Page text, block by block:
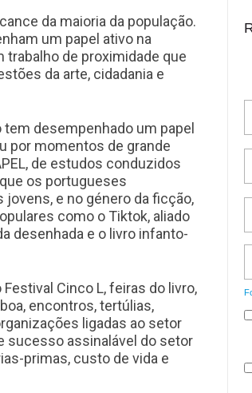
da maioria da população.
um papel ativo na
de proximidade que
da arte, cidadania e
desempenhado um papel
por momentos de grande
de estudos conduzidos
os portugueses
e no género da ficção,
como o Tiktok, aliado
desenhada e o livro infanto-
Cinco L, feiras do livro,
encontros, tertúlias,
ligadas ao setor
sucesso assinalável do setor
primas, custo de vida e